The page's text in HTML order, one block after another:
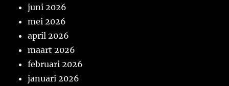
juni 2026
mei 2026
april 2026
maart 2026
februari 2026
januari 2026